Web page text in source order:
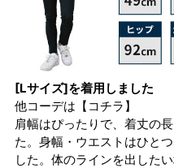
[Lサイズ]を着用しました
他コーデは 【コチラ】
肩幅はぴったりで、着丈の
た。身幅・ウエストはひと
した。体のラインを出した